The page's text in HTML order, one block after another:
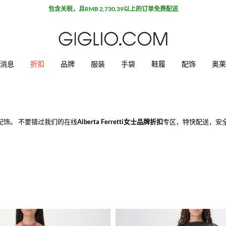
饰。 不要错过我们的在线Alberta Ferretti女士品牌折扣专区，特快配送，安
息 折扣 品牌 服装 手袋 鞋履 配饰 奥